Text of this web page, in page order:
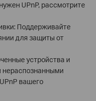
UPnP, рассмотрите
Поддерживайте
для защиты от
устройства и
нераспознанными
вашего